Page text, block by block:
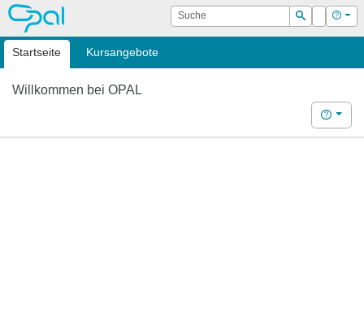
OPAL Suche
Suchen
Login Hilfe
Startseite Kursangebote
Willkommen bei OPAL
Hilfe